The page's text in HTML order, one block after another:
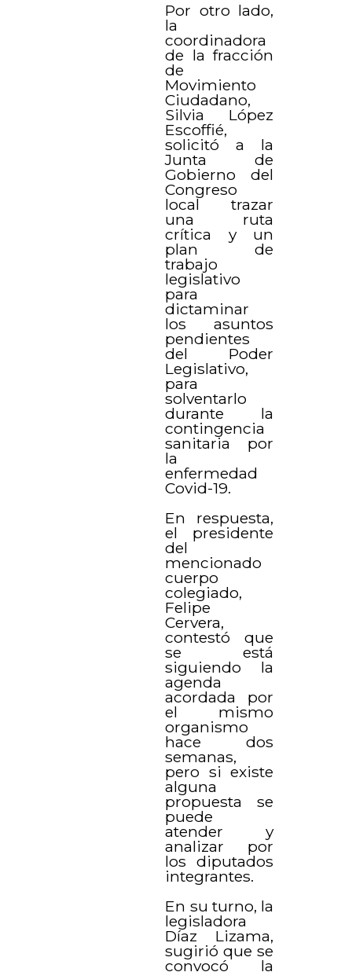
Por otro lado,
la
coordinadora
de la fracción
de
Movimiento
Ciudadano,
Silvia López
Escoffié,
solicitó a la
Junta de
Gobierno del
Congreso
local trazar
una ruta
crítica y un
plan de
trabajo
legislativo
para
dictaminar
los asuntos
pendientes
del Poder
Legislativo,
para
solventarlo
durante la
contingencia
sanitaria por
la
enfermedad
Covid-19.
En respuesta,
el presidente
del
mencionado
cuerpo
colegiado,
Felipe
Cervera,
contestó que
se está
siguiendo la
agenda
acordada por
el mismo
organismo
hace dos
semanas,
pero si existe
alguna
propuesta se
puede
atender y
analizar por
los diputados
integrantes.
En su turno, la
legisladora
Díaz Lizama,
sugirió que se
convocó la